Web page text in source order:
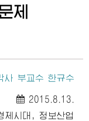
제
사 부교수 한규수
2015.8.13.
시대, 정보산업